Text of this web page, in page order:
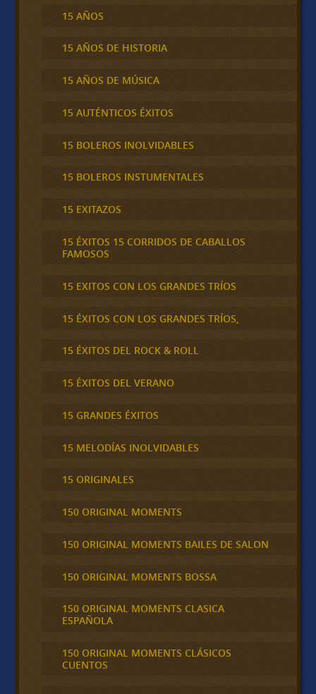
15 AÑOS
15 AÑOS DE HISTORIA
15 AÑOS DE MÚSICA
15 AUTÉNTICOS ÉXITOS
15 BOLEROS INOLVIDABLES
15 BOLEROS INSTUMENTALES
15 EXITAZOS
15 ÉXITOS 15 CORRIDOS DE CABALLOS
FAMOSOS
15 EXITOS CON LOS GRANDES TRÍOS
15 ÉXITOS CON LOS GRANDES TRÍOS,
15 ÉXITOS DEL ROCK & ROLL
15 ÉXITOS DEL VERANO
15 GRANDES ÉXITOS
15 MELODÍAS INOLVIDABLES
15 ORIGINALES
150 ORIGINAL MOMENTS
150 ORIGINAL MOMENTS BAILES DE SALON
150 ORIGINAL MOMENTS BOSSA
150 ORIGINAL MOMENTS CLASICA
ESPAÑOLA
150 ORIGINAL MOMENTS CLÁSICOS
CUENTOS